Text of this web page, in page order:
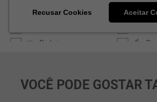
VOCÊ PODE GOSTAR